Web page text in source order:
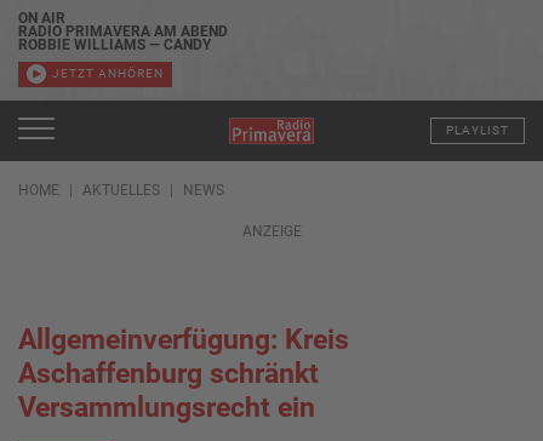
ON AIR
RADIO PRIMAVERA AM ABEND
ROBBIE WILLIAMS — CANDY
JETZT ANHÖREN
PLAYLIST
HOME AKTUELLES NEWS
ANZEIGE
Allgemeinverfügung: Kreis
Aschaffenburg schränkt
Versammlungsrecht ein